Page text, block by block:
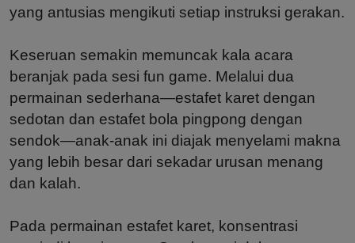
yang antusias mengikuti setiap instruksi gerakan.
Keseruan semakin memuncak kala acara
beranjak pada sesi fun game. Melalui dua
permainan sederhana—estafet karet dengan
sedotan dan estafet bola pingpong dengan
sendok—anak-anak ini diajak menyelami makna
yang lebih besar dari sekadar urusan menang
dan kalah.
Pada permainan estafet karet, konsentrasi